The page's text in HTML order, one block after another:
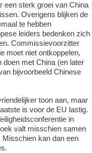
een sterk groei van China
Overigens blijken de
te hebben
leiders bedenken zich
Commissievoorzitter
moet niet ontkoppelen,
met China (en later
bijvoorbeeld Chinese
toon aan, maar
is voor de EU lastig.
in
valt misschien samen
kan dan een